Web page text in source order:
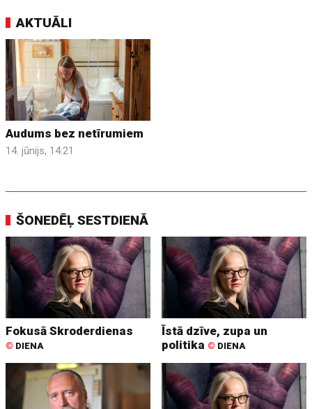
AKTUĀLI
Audums bez netīrumiem
14. jūnijs, 14:21
ŠONEDĒĻ SESTDIENĀ
Fokusā Skroderdienas
© DIENA
Īstā dzīve, zupa un
politika © DIENA